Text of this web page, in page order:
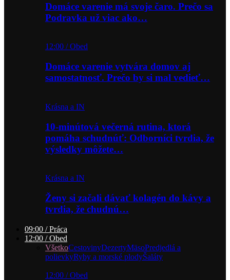
Domáce varenie má svoje čaro. Prečo sa
Podravka už viac ako…
12:00 / Obed
Domáce varenie vytvára domov aj
samostatnosť. Prečo by si mal vedieť…
Krásna a IN
10-minútová večerná rutina, ktorá
pomáha schudnúť: Odborníci tvrdia, že
výsledky môžete…
Krásna a IN
Ženy si začali dávať kolagén do kávy a
tvrdia, že chudnú…
09:00 / Práca
12:00 / Obed
VšetkoCestovinyDezertyMäsoPredjedlá a
polievkyRyby a morské plodyŠaláty
12:00 / Obed